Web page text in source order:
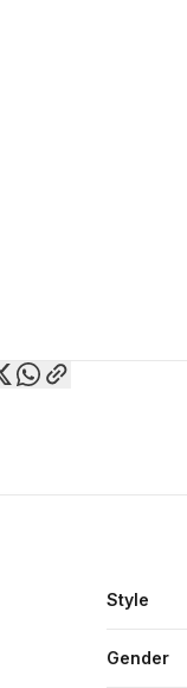
Style
Gender